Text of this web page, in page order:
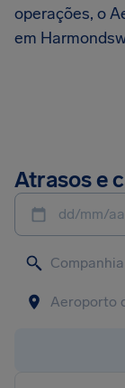
operações, o
em
Atrasos e
dd/mm/